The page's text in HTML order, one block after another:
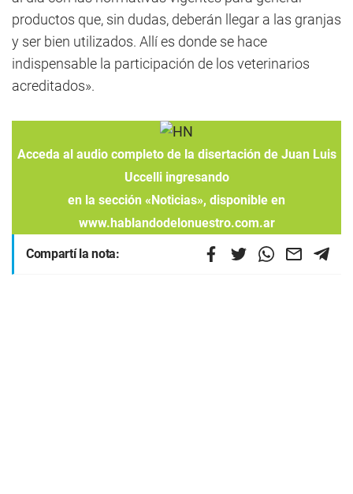
productos que, sin dudas, deberán llegar a las granjas
y ser bien utilizados. Allí es donde se hace
indispensable la participación de los veterinarios
acreditados».
Acceda al audio completo de la disertación de Juan Luis
Uccelli ingresando
en la sección «Noticias», disponible en
www.hablandodelonuestro.com.ar
Compartí la nota: